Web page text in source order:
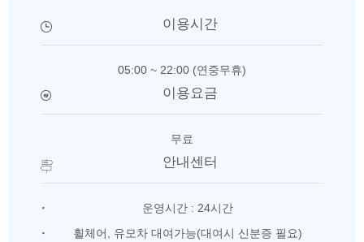
이용시간
05:00 ~ 22:00 (연중무휴)
이용요금
무료
안내센터
운영시간 : 24시간
휠체어, 유모차 대여가능(대여시 신분증 필요)